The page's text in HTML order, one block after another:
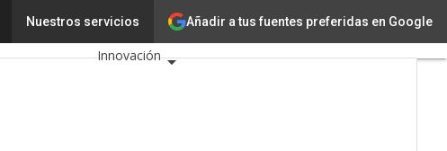
Añadir a tus fuentes preferidas en Google
Nuestros servicios
de 2021Tecnología
Innovación